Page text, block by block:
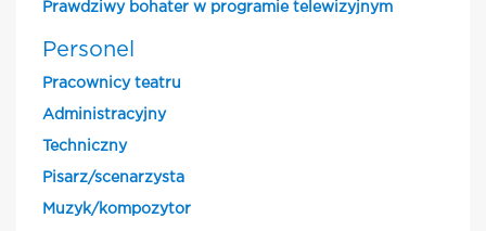
Prawdziwy bohater w programie telewizyjnym
Personel
Pracownicy teatru
Administracyjny
Techniczny
Pisarz/scenarzysta
Muzyk/kompozytor